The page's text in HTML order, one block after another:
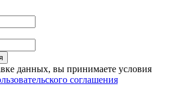
данных, вы принимаете условия
соглашения